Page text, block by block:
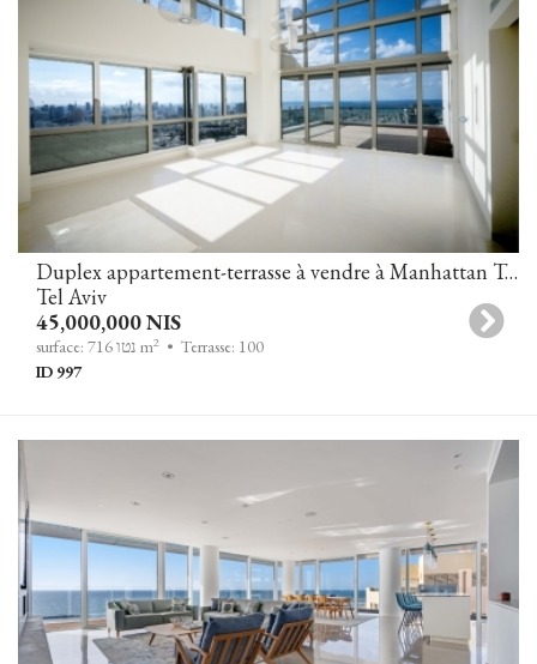
Duplex appartement-terrasse à vendre à Manhattan Tower, Tzameret Park, à Tel-Aviv
Tel Aviv
45,000,000 NIS
surface: 716 נטו m2 • Terrasse: 100
ID 997